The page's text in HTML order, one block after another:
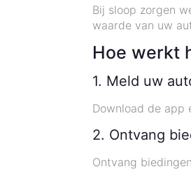
Bij sloop zorgen
waarde van uw
Hoe werkt
1. Meld uw
Download de app
2. Ontvang
Ontvang